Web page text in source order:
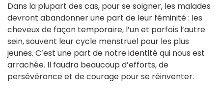
Dans la plupart des cas, pour se soigner, les malades
devront abandonner une part de leur féminité : les
cheveux de façon temporaire, l’un et parfois l’autre
sein, souvent leur cycle menstruel pour les plus
jeunes. C’est une part de notre identité qui nous est
arrachée. Il faudra beaucoup d’efforts, de
persévérance et de courage pour se réinventer.